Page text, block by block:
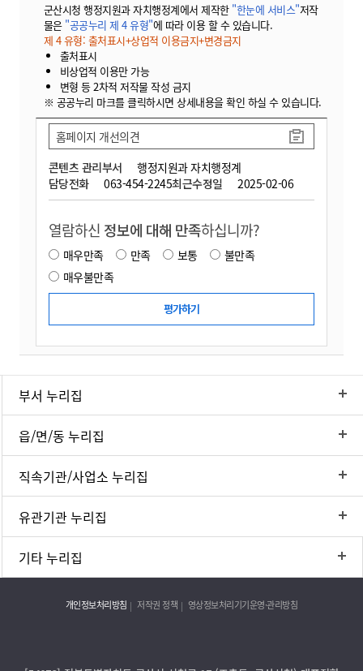
군산시청 행정지원과 자치행정계에서 제작한 "한눈에 서비스"저작
물은 "공공누리 제 4 유형"에 따라 이용 할 수 있습니다.
제 4 유형: 출처표시+상업적 이용금지+변경금지
출처표시
비상업적 이용만 가능
변형 등 2차적 저작물 작성 금지
※ 공공누리 마크를 클릭하시면 상세내용을 확인 하실 수 있습니다.
콘텐츠 관리부서
행정지원과 자치행정계
담당전화
063-454-2245최근수정일 2025-02-06
홈페이지 개선의견
열람하신 정보에 대해 만족하십니까?
매우만족 만족 보통
불만족
매우불만족
부서 누리집
읍/면/동 누리집
직속기관/사업소 누리집
유관기관 누리집
기타 누리집
개인정보처리방침 저작권 정책 영상정보처리기기운영·관리방침